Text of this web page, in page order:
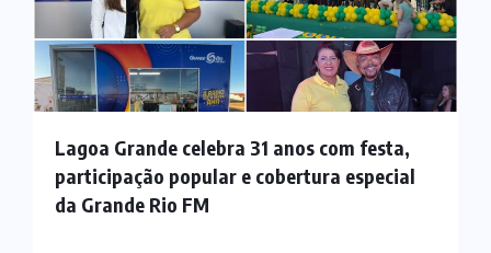
Lagoa Grande celebra 31 anos com festa,
participação popular e cobertura especial
da Grande Rio FM